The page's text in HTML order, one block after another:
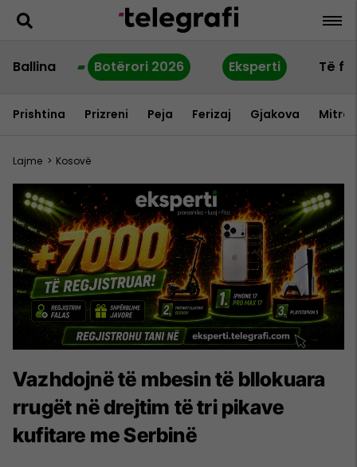
Ballina Botërori 2026 Eksperti Të
Prishtina Prizreni Peja Ferizaj Gjakova
Lajme > Kosovë
Vazhdojnë të mbesin të bllokuara
rrugët në drejtim të tri pikave
kufitare me Serbinë